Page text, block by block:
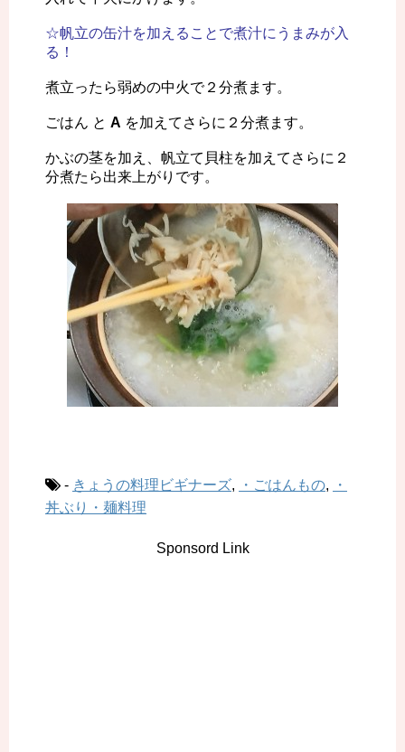
☆帆立の缶汁を加えることで煮汁にうまみが入
る！
煮立ったら弱めの中火で２分煮ます。
ごはん と A を加えてさらに２分煮ます。
かぶの茎を加え、帆立て貝柱を加えてさらに２
分煮たら出来上がりです。
- きょうの料理ビギナーズ, ・ごはんもの,
・
丼ぶり・麺料理
Sponsord Link